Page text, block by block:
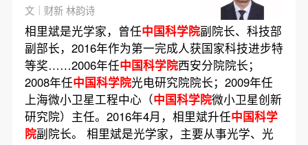
文｜财新 林韵诗
相里斌是光学家，曾任中国科学院副院长、科技部
副部长，2016年作为第一完成人获国家科技进步特
等奖……2006年任中国科学院西安分院院长；
2008年任中国科学院光电研究院院长；2009年任
上海微小卫星工程中心（中国科学院微小卫星创新
研究院）主任。2016年4月，相里斌升任中国科学
院副院长。 相里斌是光学家，主要从事光学、光